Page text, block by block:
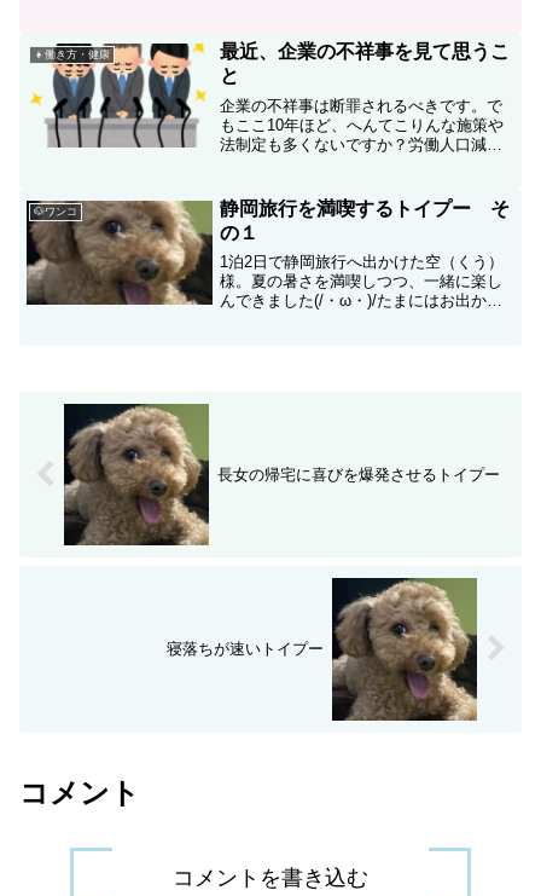
👧働き方・健康
最近、企業の不祥事を見て思うこ
と
企業の不祥事は断罪されるべきです。で
もここ10年ほど、へんてこりんな施策や
法制定も多くないですか？労働人口減少
代背景を鑑みて前向きな批判をできるよ
うな知性を持ちたいものです。
🐶ワンコ
静岡旅行を満喫するトイプー そ
の１
1泊2日で静岡旅行へ出かけた空（くう）
様。夏の暑さを満喫しつつ、一緒に楽し
んできました(/・ω・)/たまにはお出かけ
長女の帰宅に喜びを爆発させるトイプー
寝落ちが速いトイプー
コメント
コメントを書き込む